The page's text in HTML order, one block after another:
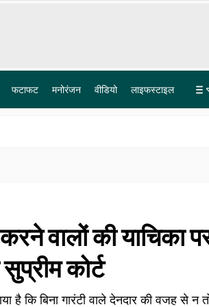
फटाफट मनोरंजन वीडियो लाइफस्टाइल
वालों की याचिका
कोर्ट
है कि बिना गारंटी वाले देनदार की वजह से न